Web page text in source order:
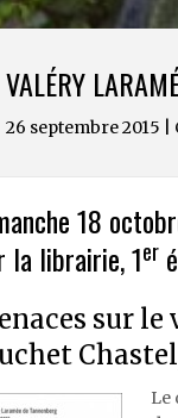
VALÉRY
26 septembre 2015 |
18
la librairie, 1er
sur
Le